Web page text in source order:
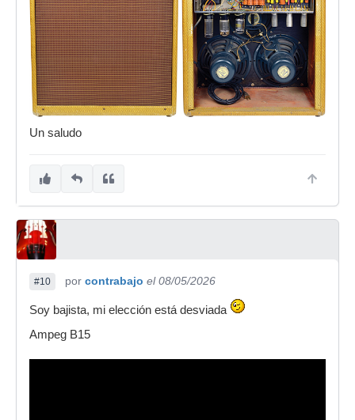
Un saludo
#10 por contrabajo el 08/05/2026
Soy bajista, mi elección está desviada
Ampeg B15